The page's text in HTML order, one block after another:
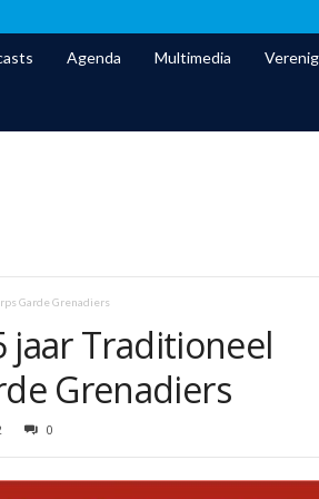
Agenda Multimedia
Garde Grenadiers
jaar Traditioneel
Grenadiers
0